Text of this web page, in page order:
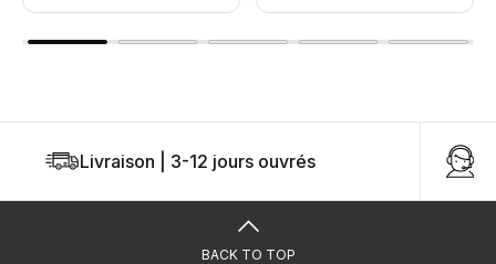
Livraison | 3-12 jours ouvrés
BACK TO TOP